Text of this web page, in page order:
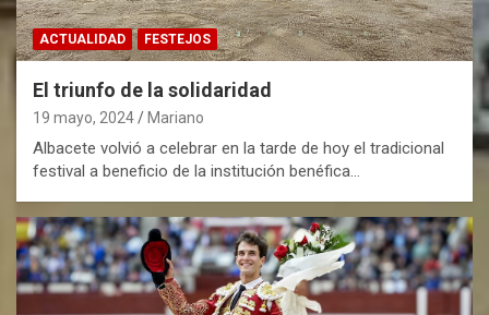
ACTUALIDAD FESTEJOS
El triunfo de la solidaridad
19 mayo, 2024 Mariano
Albacete volvió a celebrar en la tarde de hoy el tradicional
festival a beneficio de la institución benéfica…